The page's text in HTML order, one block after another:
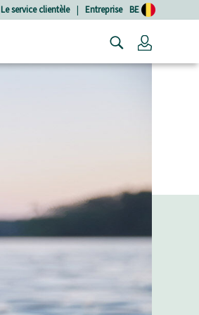
Le service clientèle | Entreprise BE